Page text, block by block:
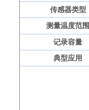
传感器类型
测量温度范围
记录容量
典型应用